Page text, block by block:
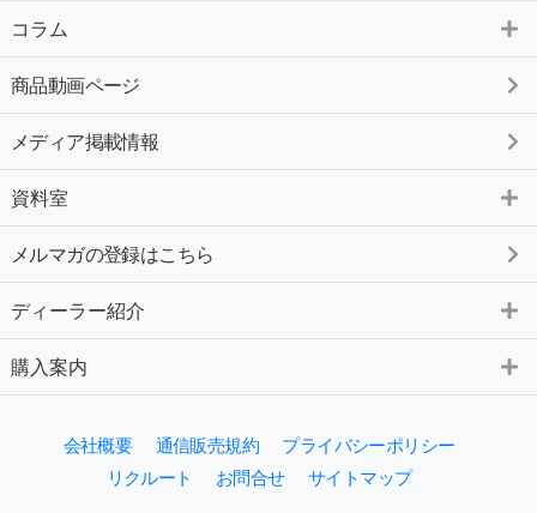
コラム
商品動画ページ
メディア掲載情報
資料室
メルマガの登録はこちら
ディーラー紹介
購入案内
会社概要 通信販売規約
プライバシーポリシー
リクルート
お問合せ サイトマップ